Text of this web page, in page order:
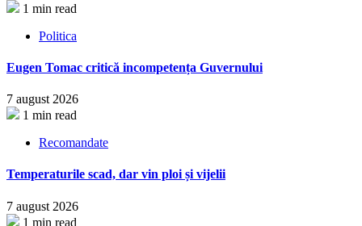
1 min read
Politica
Eugen Tomac critică incompetența Guvernului
7 august 2026
1 min read
Recomandate
Temperaturile scad, dar vin ploi și vijelii
7 august 2026
1 min read